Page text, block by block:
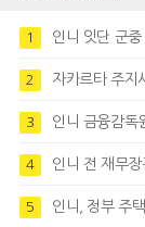
1 인니 잇단 군
2 자카르타 주지
3 인니 금융감독
4 인니 전 재무장
5 인니, 정부 주